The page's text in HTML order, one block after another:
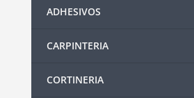
ADHESIVOS
CARPINTERIA
CORTINERIA